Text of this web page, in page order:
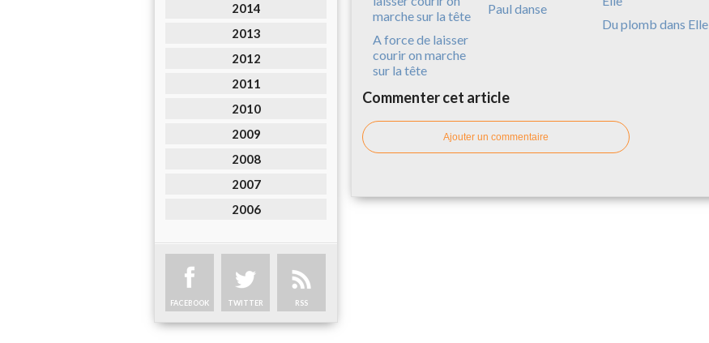
2014
2013
2012
2011
2010
2009
2008
2007
2006
FACEBOOK TWITTER RSS
A force de laisser
courir on marche
sur la tête
Paul danse
Du plomb dans Elle
Commenter cet article
Ajouter un commentaire